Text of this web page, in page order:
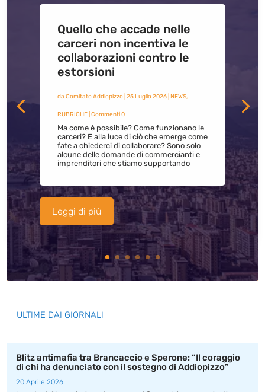
Quello che accade nelle
carceri non incentiva le
collaborazioni contro le
estorsioni
da Comitato Addiopizzo| 25 Luglio 2026| NEWS,
RUBRICHE| Commenti 0
Ma come è possibile? Come funzionano le
carceri? E alla luce di ciò che emerge come
fate a chiederci di collaborare? Sono solo
alcune delle domande di commercianti e
imprenditori che stiamo supportando
Leggi di più
ULTIME DAI GIORNALI
Blitz antimafia tra Brancaccio e Sperone: “Il coraggio
di chi ha denunciato con il sostegno di Addiopizzo”
20 Aprile 2026